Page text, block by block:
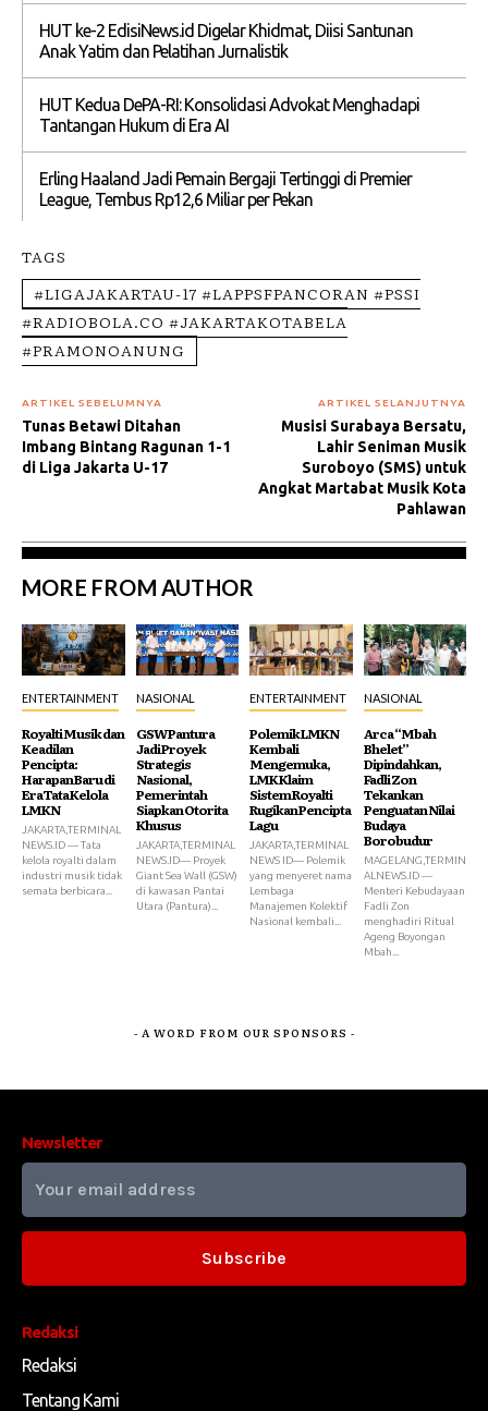
HUT ke-2 EdisiNews.id Digelar Khidmat, Diisi Santunan
Anak Yatim dan Pelatihan Jurnalistik
HUT Kedua DePA-RI: Konsolidasi Advokat Menghadapi
Tantangan Hukum di Era AI
Erling Haaland Jadi Pemain Bergaji Tertinggi di Premier
League, Tembus Rp12,6 Miliar per Pekan
TAGS
#LIGAJAKARTAU-17 #LAPPSFPANCORAN #PSSI
#RADIOBOLA.CO #JAKARTAKOTABELA
#PRAMONOANUNG
ARTIKEL SEBELUMNYA
Tunas Betawi Ditahan
Imbang Bintang Ragunan 1-1
di Liga Jakarta U-17
ARTIKEL SELANJUTNYA
Musisi Surabaya Bersatu,
Lahir Seniman Musik
Suroboyo (SMS) untuk
Angkat Martabat Musik Kota
Pahlawan
MORE FROM AUTHOR
ENTERTAINMENT
Royalti Musik dan
Keadilan
Pencipta:
Harapan Baru di
Era Tata Kelola
LMKN
JAKARTA,TERMINAL
NEWS.ID — Tata
kelola royalti dalam
industri musik tidak
semata berbicara...
NASIONAL
GSW Pantura
Jadi Proyek
Strategis
Nasional,
Pemerintah
Siapkan Otorita
Khusus
JAKARTA,TERMINAL
NEWS.ID— Proyek
Giant Sea Wall (GSW)
di kawasan Pantai
Utara (Pantura)...
ENTERTAINMENT
Polemik LMKN
Kembali
Mengemuka,
LMK Klaim
Sistem Royalti
Rugikan Pencipta
Lagu
JAKARTA,TERMINAL
NEWS ID— Polemik
yang menyeret nama
Lembaga
Manajemen Kolektif
Nasional kembali...
NASIONAL
Arca “Mbah
Bhelet”
Dipindahkan,
Fadli Zon
Tekankan
Penguatan Nilai
Budaya
Borobudur
MAGELANG,TERMIN
ALNEWS.ID —
Menteri Kebudayaan
Fadli Zon
menghadiri Ritual
Ageng Boyongan
Mbah...
- A WORD FROM OUR SPONSORS -
Redaksi
Redaksi
Tentang Kami
Newsletter
Subscribe